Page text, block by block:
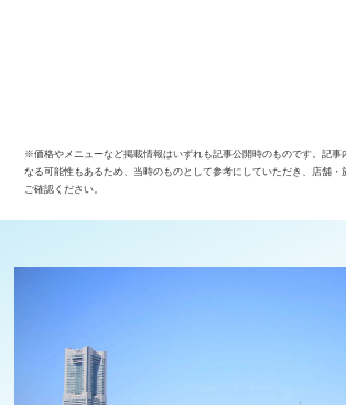
※価格やメニューなど掲載情報はいずれも記事公開時のものです。記事
なる可能性もあるため、当時のものとして参考にしていただき、店舗・
ご確認ください。